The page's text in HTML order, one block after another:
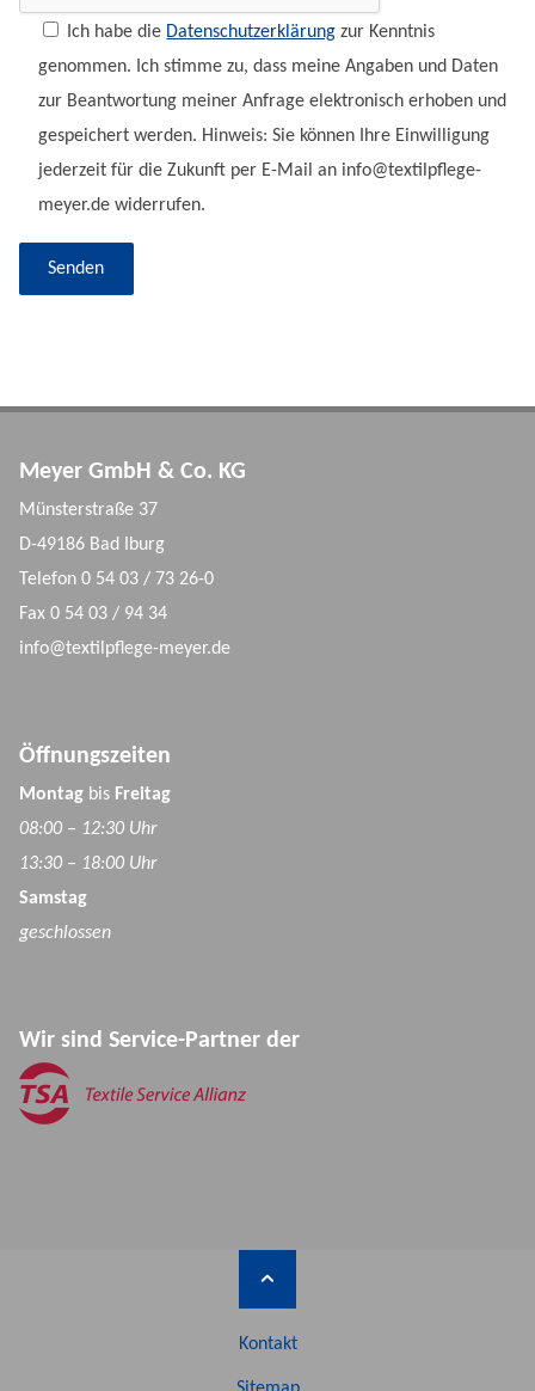
Ich habe die Datenschutzerklärung zur Kenntnis
genommen. Ich stimme zu, dass meine Angaben und Daten
zur Beantwortung meiner Anfrage elektronisch erhoben und
gespeichert werden. Hinweis: Sie können Ihre Einwilligung
jederzeit für die Zukunft per E-Mail an info@textilpflege-
meyer.de widerrufen.
Meyer GmbH & Co. KG
Münsterstraße 37
D-49186 Bad Iburg
Telefon 0 54 03 / 73 26-0
Fax 0 54 03 / 94 34
info@textilpflege-meyer.de
Öffnungszeiten
Montag bis Freitag
08:00 – 12:30 Uhr
13:30 – 18:00 Uhr
Samstag
geschlossen
Wir sind Service-Partner der
Kontakt